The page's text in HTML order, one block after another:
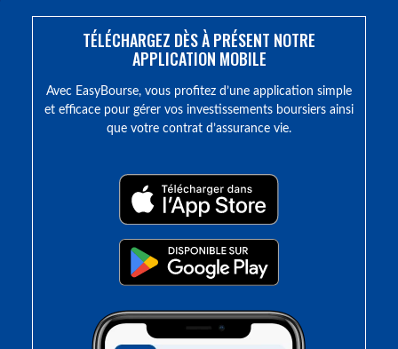
TÉLÉCHARGEZ DÈS À PRÉSENT NOTRE
APPLICATION MOBILE
Avec EasyBourse, vous profitez d’une application simple
et efficace pour gérer vos investissements boursiers ainsi
que votre contrat d’assurance vie.